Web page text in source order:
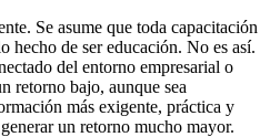
Se asume que toda capacitación
hecho de ser educación. No es así.
del entorno empresarial o
retorno bajo, aunque sea
más exigente, práctica y
un retorno mucho mayor.